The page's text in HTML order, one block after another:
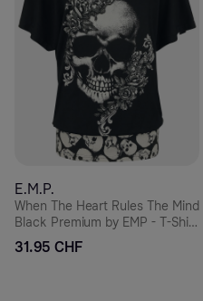
E.M.P.
When The Heart Rules The Mind
Black Premium by EMP - T-Shirt
-31.95 CHF